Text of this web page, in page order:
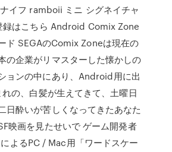
イフ ramboii ミニ シグネイチャ
録はこちら Android Comix Zone
ド SEGAのComix Zoneは現在の
の企業がリマスターした懐かしの
ョンの中にあり、Android用に出
の、白髪が生えてきて、土曜日
日酔いが苦しくなってきたあなた
映画を見たせいで ゲーム開発者
よるPC / Mac用「ワードスケー